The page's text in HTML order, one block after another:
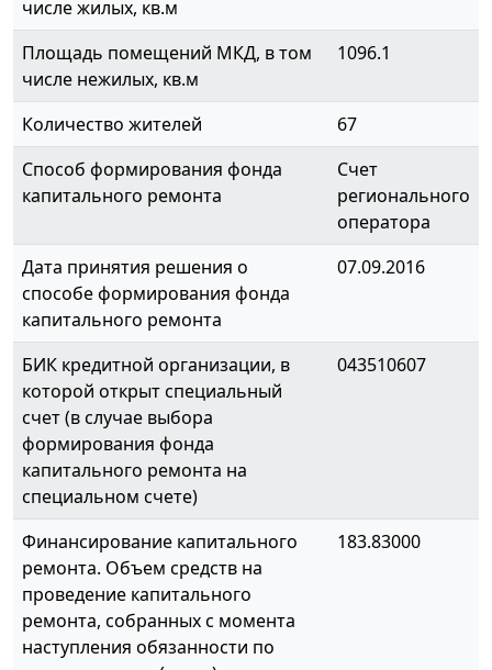
числе жилых, кв.м
Площадь помещений МКД, в том
числе нежилых, кв.м
1096.1
Количество жителей
67
Способ формирования фонда
капитального ремонта
Счет
регионального
оператора
Дата принятия решения о
способе формирования фонда
капитального ремонта
07.09.2016
БИК кредитной организации, в
которой открыт специальный
счет (в случае выбора
формирования фонда
капитального ремонта на
специальном счете)
043510607
Финансирование капитального
ремонта. Объем средств на
проведение капитального
ремонта, собранных с момента
наступления обязанности по
183.83000